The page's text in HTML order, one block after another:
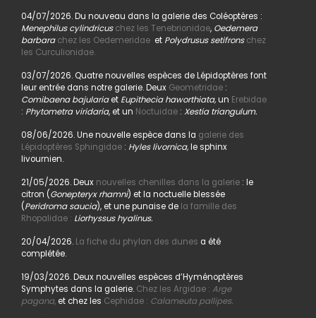
04/07/2026. Du nouveau dans la galerie des Coléoptères :
Menephilus cylindricus chez les Tenebrionidae,Oedemera
barbara chez les Oedemeridaeet Polydrusus setifrons chez
les Curculionidae.
03/07/2026. Quatre nouvelles espèces de Lépidoptères font
leur entrée dans notre galerie. Deux Geometridae:
Comibaena bajulariaet Eupithecia haworthiata,un Erebidae
: Phytometra viridaria, et un Noctuidae: Xestia triangulum.
08/06/2026. Une nouvelle espèce dans la galerie des
Lépidoptères Sphingidae: Hyles livornica,le sphinx
livournien.
21/05/2026. Deux nouvelles chenilles dans la galerie : le
citron (Gonepteryx rhamni) et la noctuelle blessée
(Peridroma saucia), et une punaise dela famille des
Rhopalidae : Liorhyssus hyalinus.
20/04/2026. La fiche du phylan des dunes a été
complétée.
19/03/2026. Deux nouvelles espèces d’Hyménoptères
Symphytes dans la galerie. Chez les Argidae : Arge
pagana,et chez les Cephidae : Calameuta pallipes.